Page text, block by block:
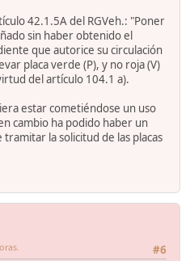
42.1.5A del RGVeh.: "Poner
sin haber obtenido el
que autorice su circulación
placa verde (P), y no roja (V)
del artículo 104.1 a).
estar cometiéndose un uso
cambio ha podido haber un
la solicitud de las placas
#6